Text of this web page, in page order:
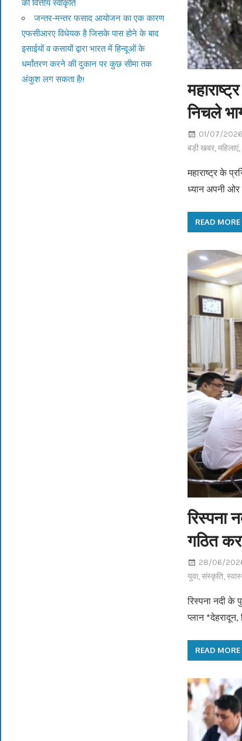
निचले
01/07/2026
बड़ी खबर,महिलाएं,
महाराष्ट्र के
ध्यान अपनी ओर
READ MORE
रिस्पना
गठित
28/06/
युवा,संस्कृति,
रिस्पना नदी के
प्लान *देहरादून,
READ MORE
की वित्तीय स्वीकृति
जन्तर-मन्तर फसाद आयोजन का एक कारण
एफसीआरए विधेयक है जिसके पास होने के बाद
इसाईयों व कसायों द्वारा भारत में हिन्दूओं के
धर्मांतरण करने की दुकान पर कुछ सीमा तक
अंकुश लग सकता है!!